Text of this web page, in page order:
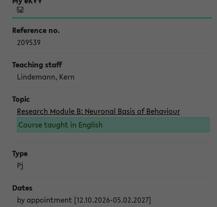
209539
Lindemann, Kern
Research Module B: Neuronal Basis of Behaviour
Course taught in English
Pj
by appointment [12.10.2026-05.02.2027]